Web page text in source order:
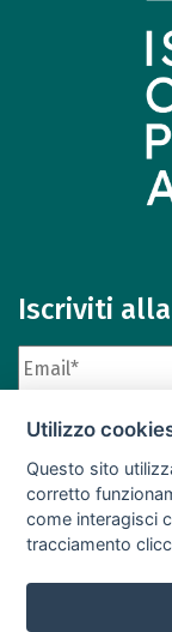
Iscriviti
Iscriviti
Utilizzo
Questo sito
corretto
come interagisci
tracciamento